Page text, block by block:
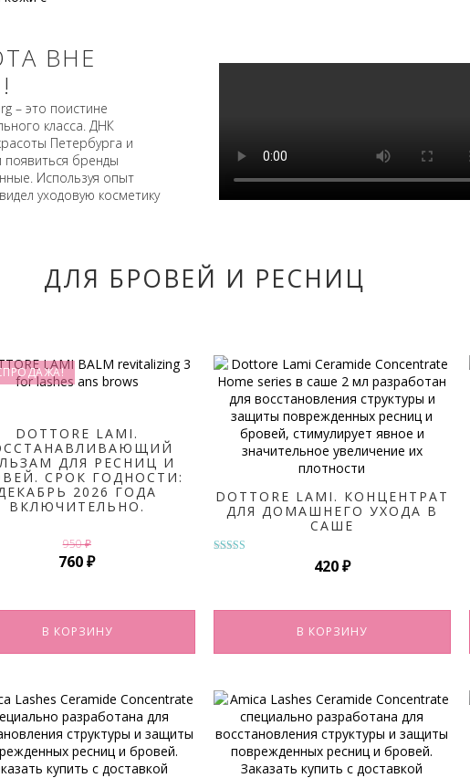
ВНЕ
– это поистине
класса. ДНК
Петербурга и
бренды
Используя опыт
уходовую косметику
ДЛЯ БРОВЕЙ И РЕСНИЦ
DOTTORE LAMI.
ДЛЯ РЕСНИЦ И
СРОК ГОДНОСТИ:
2026 ГОДА
ВКЛЮЧИТЕЛЬНО.
950₽
Первоначальная
760₽Текущая
В КОРЗИНУ
DOTTORE LAMI. КОНЦЕНТРАТ
ДЛЯ ДОМАШНЕГО УХОДА В
САШЕ
420₽
В КОРЗИНУ